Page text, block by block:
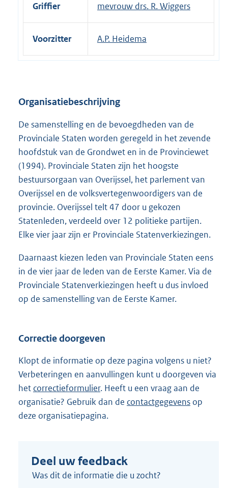
Griffier mevrouw drs. R. Wiggers
Voorzitter A.P. Heidema
Organisatiebeschrijving
De samenstelling en de bevoegdheden van de
Provinciale Staten worden geregeld in het zevende
hoofdstuk van de Grondwet en in de Provinciewet
(1994). Provinciale Staten zijn het hoogste
bestuursorgaan van Overijssel, het parlement van
Overijssel en de volksvertegenwoordigers van de
provincie. Overijssel telt 47 door u gekozen
Statenleden, verdeeld over 12 politieke partijen.
Elke vier jaar zijn er Provinciale Statenverkiezingen.
Daarnaast kiezen leden van Provinciale Staten eens
in de vier jaar de leden van de Eerste Kamer. Via de
Provinciale Statenverkiezingen heeft u dus invloed
op de samenstelling van de Eerste Kamer.
Correctie doorgeven
Klopt de informatie op deze pagina volgens u niet?
Verbeteringen en aanvullingen kunt u doorgeven via
het correctieformulier. Heeft u een vraag aan de
organisatie? Gebruik dan de contactgegevens op
deze organisatiepagina.
Deel uw feedback
Was dit de informatie die u zocht?